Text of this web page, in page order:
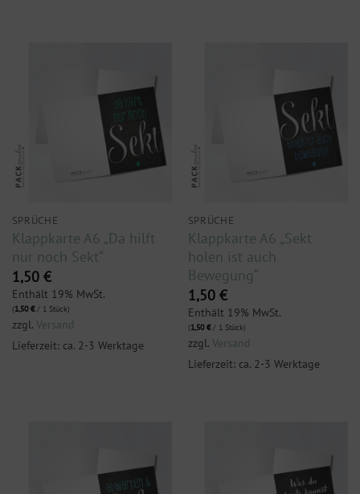
SPRÜCHE
Klappkarte A6 „Da hilft
nur noch Sekt“
1,50 €
Enthält 19% MwSt.
(1,50€/ 1 Stück)
zzgl. Versand
Lieferzeit: ca. 2-3 Werktage
SPRÜCHE
Klappkarte A6 „Sekt
holen ist auch
Bewegung“
1,50 €
Enthält 19% MwSt.
(1,50€/ 1 Stück)
zzgl. Versand
Lieferzeit: ca. 2-3 Werktage